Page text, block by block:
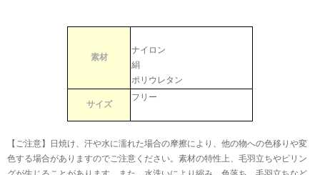
素材
ナイロン
絹
ポリウレタン
サイズ
フリー
【ご注意】日焼け、汗や水に濡れた場合の摩擦により、他の物への色移りや変
色する場合がありますのでご注意ください。素材の特性上、毛羽立ちやピリン